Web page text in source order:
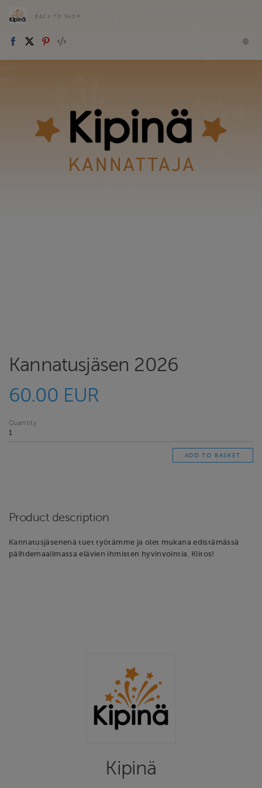
BACK TO SHOP
Kannatusjäsen 2026
60.00 EUR
Quantity
Product description
Kannatusjäsenenä tuet työtämme ja olet mukana edistämässä
päihdemaailmassa elävien ihmisten hyvinvointia. Kiitos!
Kipinä